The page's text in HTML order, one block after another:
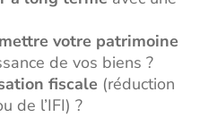
votre patrimoine
de vos biens ?
fiscale (réduction
de l’IFI) ?